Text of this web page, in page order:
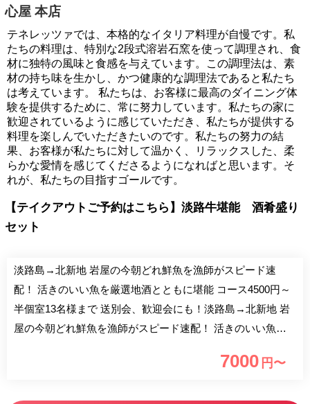
心屋 本店
テネレッツァでは、本格的なイタリア料理が自慢です。私
たちの料理は、特別な2段式溶岩石窯を使って調理され、食
材に独特の風味と食感を与えています。この調理法は、素
材の持ち味を生かし、かつ健康的な調理法であると私たち
は考えています。 私たちは、お客様に最高のダイニング体
験を提供するために、常に努力しています。私たちの家に
歓迎されているように感じていただき、私たちが提供する
料理を楽しんでいただきたいのです。私たちの努力の結
果、お客様が私たちに対して温かく、リラックスした、柔
らかな愛情を感じてくださるようになればと思います。そ
れが、私たちの目指すゴールです。
【テイクアウトご予約はこちら】淡路牛堪能 酒肴盛り
セット
淡路島→北新地 岩屋の今朝どれ鮮魚を漁師がスピード速
配！ 活きのいい魚を厳選地酒とともに堪能 コース4500円～
半個室13名様まで 送別会、歓迎会にも！淡路島→北新地 岩
屋の今朝どれ鮮魚を漁師がスピード速配！ 活きのいい魚を
ご用意できます！！ 送迎会歓迎会も承っております。半個
7000 円〜